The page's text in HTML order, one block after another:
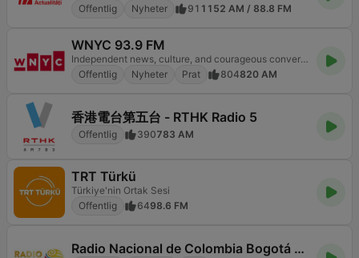
Offentlig
Nyheter 91 1152 AM / 88.8 FM
WNYC 93.9 FM
Independent news, culture, and courageous conversation
Offentlig
Nyheter Prat 804820 AM
香港電台第五台 - RTHK Radio 5
Offentlig 390783 AM
TRT Türkü
Türkiye'nin Ortak Sesi
Offentlig
6498.6 FM
Radio Nacional de Colombia Bogotá 95.9 FM